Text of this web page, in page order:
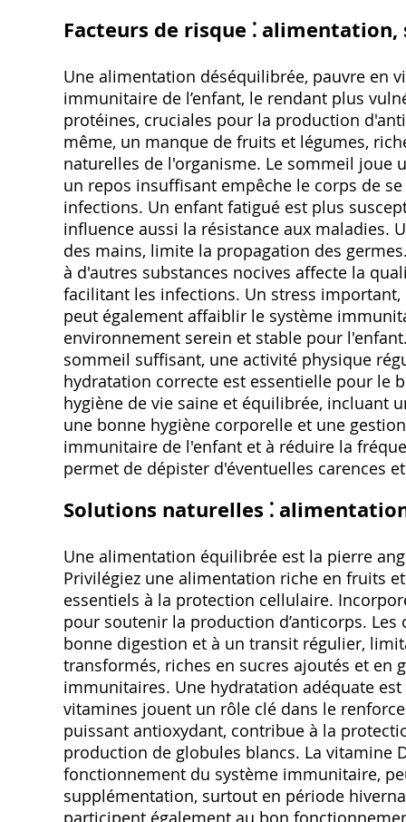
Facteurs de risque ⁚
Une alimentation déséquilibrée, pauvre en
immunitaire de l’enfant, le rendant plus
protéines, cruciales pour la production
même, un manque de fruits et légumes,
naturelles de l'organisme. Le sommeil joue
un repos insuffisant empêche le corps de
infections. Un enfant fatigué est plus
influence aussi la résistance aux maladies.
des mains, limite la propagation des
à d'autres substances nocives affecte la
facilitant les infections. Un stress
peut également affaiblir le système
environnement serein et stable pour
sommeil suffisant, une activité physique
hydratation correcte est essentielle pour le
hygiène de vie saine et équilibrée, incluant
une bonne hygiène corporelle et une
immunitaire de l'enfant et à réduire la
permet de dépister d'éventuelles carences
Solutions naturelles ⁚
Une alimentation équilibrée est la pierre
Privilégiez une alimentation riche en fruits
essentiels à la protection cellulaire.
pour soutenir la production d’anticorps.
bonne digestion et à un transit régulier,
transformés, riches en sucres ajoutés et en
immunitaires. Une hydratation adéquate
vitamines jouent un rôle clé dans le
puissant antioxydant, contribue à la
production de globules blancs. La vitamine
fonctionnement du système immunitaire,
supplémentation, surtout en période
participent également au bon